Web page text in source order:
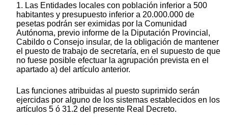
1. Las Entidades locales con población inferior a 500
habitantes y presupuesto inferior a 20.000.000 de
pesetas podrán ser eximidas por la Comunidad
Autónoma, previo informe de la Diputación Provincial,
Cabildo o Consejo insular, de la obligación de mantener
el puesto de trabajo de secretaría, en el supuesto de que
no fuese posible efectuar la agrupación prevista en el
apartado a) del artículo anterior.
Las funciones atribuidas al puesto suprimido serán
ejercidas por alguno de los sistemas establecidos en los
artículos 5 ó 31.2 del presente Real Decreto.